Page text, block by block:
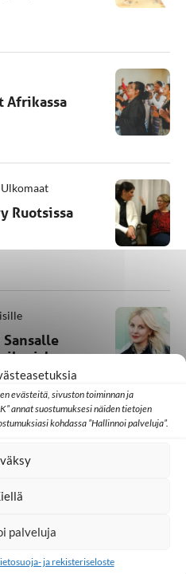
evästeitä, sivuston toiminnan ja
annat suostumuksesi näiden tietojen
kohdassa ”Hallinnoi palveluja”.
palveluja
ja rekisteriseloste
Ulkomaat
Ruotsissa
ihmiskaupan